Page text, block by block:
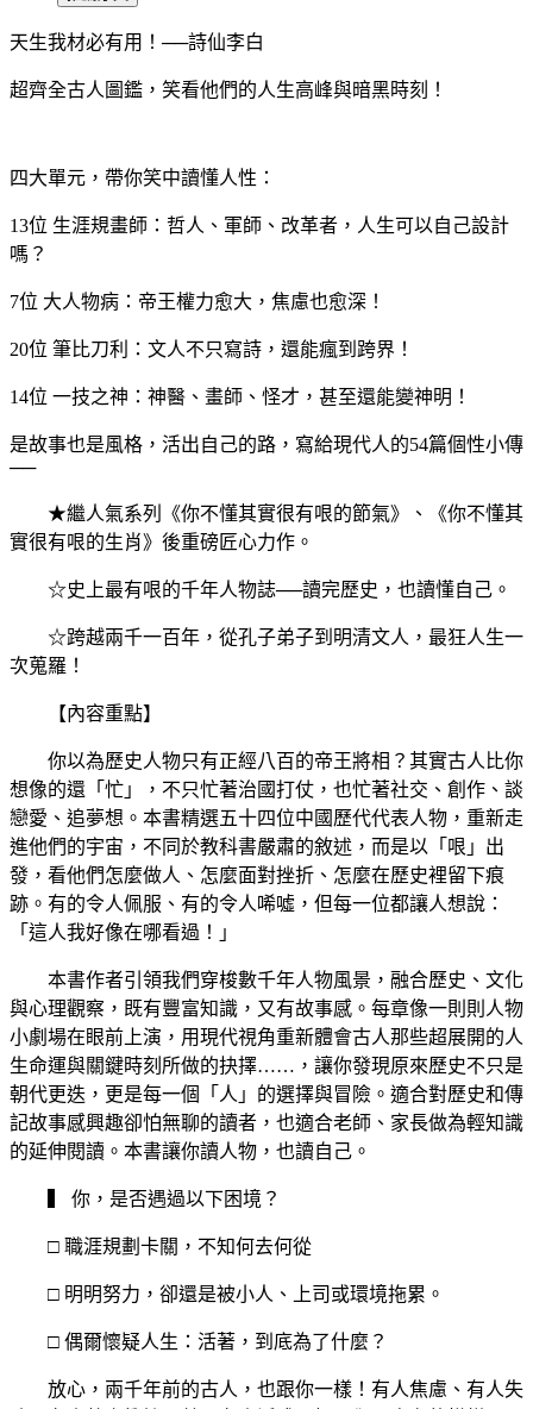
天生我材必有用！──詩仙李白
超齊全古人圖鑑，笑看他們的人生高峰與暗黑時刻！
四大單元，帶你笑中讀懂人性：
13位 生涯規畫師：哲人、軍師、改革者，人生可以自己設計
嗎？
7位 大人物病：帝王權力愈大，焦慮也愈深！
20位 筆比刀利：文人不只寫詩，還能瘋到跨界！
14位 一技之神：神醫、畫師、怪才，甚至還能變神明！
是故事也是風格，活出自己的路，寫給現代人的54篇個性小傳
──
★繼人氣系列《你不懂其實很有哏的節氣》、《你不懂其
實很有哏的生肖》後重磅匠心力作。
☆史上最有哏的千年人物誌──讀完歷史，也讀懂自己。
☆跨越兩千一百年，從孔子弟子到明清文人，最狂人生一
次蒐羅！
【內容重點】
你以為歷史人物只有正經八百的帝王將相？其實古人比你
想像的還「忙」，不只忙著治國打仗，也忙著社交、創作、談
戀愛、追夢想。本書精選五十四位中國歷代代表人物，重新走
進他們的宇宙，不同於教科書嚴肅的敘述，而是以「哏」出
發，看他們怎麼做人、怎麼面對挫折、怎麼在歷史裡留下痕
跡。有的令人佩服、有的令人唏噓，但每一位都讓人想說：
「這人我好像在哪看過！」
本書作者引領我們穿梭數千年人物風景，融合歷史、文化
與心理觀察，既有豐富知識，又有故事感。每章像一則則人物
小劇場在眼前上演，用現代視角重新體會古人那些超展開的人
生命運與關鍵時刻所做的抉擇……，讓你發現原來歷史不只是
朝代更迭，更是每一個「人」的選擇與冒險。適合對歷史和傳
記故事感興趣卻怕無聊的讀者，也適合老師、家長做為輕知識
的延伸閱讀。本書讓你讀人物，也讀自己。
▍ 你，是否遇過以下困境？
□ 職涯規劃卡關，不知何去何從
□ 明明努力，卻還是被小人、上司或環境拖累。
□ 偶爾懷疑人生：活著，到底為了什麼？
放心，兩千年前的古人，也跟你一樣！有人焦慮、有人失